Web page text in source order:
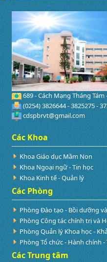
689 - Cách Mạng Tháng
(0254) 3826644 - 3825275 -
cdspbrvt@gmail.com
Các Khoa
Khoa Giáo dục Mầm Non
Khoa Ngoại ngữ - Tin học
Khoa Kinh tế - Quản lý
Các Phòng
Phòng Đào tạo - Bồi dưỡng
Phòng Công tác chính trị và
Phòng Quản lý Khoa học -
Phòng Tổ chức - Hành chính -
Các Trung tâm